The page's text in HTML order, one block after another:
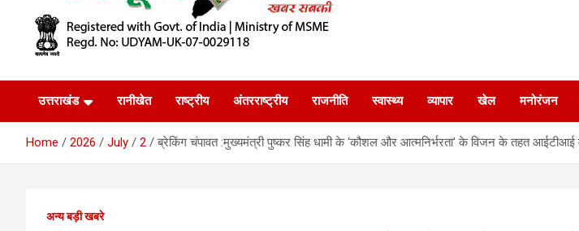
Dev Bhoomi Maya
उत्तराखंड रानीखेत राष्ट्रीय अंतरराष्ट्रीय राजनीति स्वास्थ्य व्यापार खेल मनोरंजन
Home 2026 July 2 ब्रेकिंग चंपावत :मुख्यमंत्री पुष्कर सिंह धामी के ‘कौशल और आत्मनिर्भरता’ के विजन के तहत
अन्य बड़ी खबरे